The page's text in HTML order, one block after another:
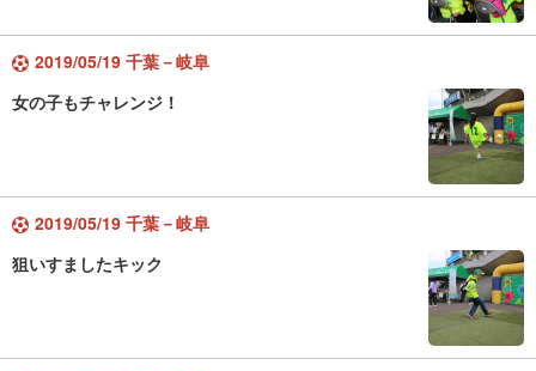
2019/05/19 千葉－岐阜
女の子もチャレンジ！
2019/05/19 千葉－岐阜
狙いすましたキック